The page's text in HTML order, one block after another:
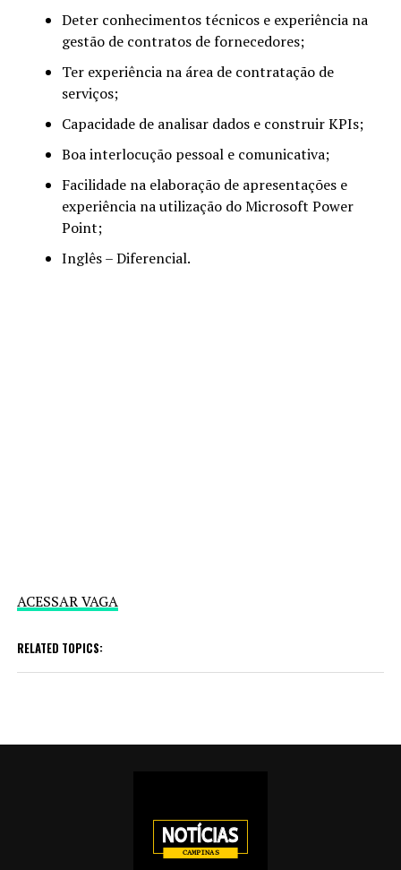
Deter conhecimentos técnicos e experiência na
gestão de contratos de fornecedores;
Ter experiência na área de contratação de
serviços;
Capacidade de analisar dados e construir KPIs;
Boa interlocução pessoal e comunicativa;
Facilidade na elaboração de apresentações e
experiência na utilização do Microsoft Power
Point;
Inglês – Diferencial.
ACESSAR VAGA
RELATED TOPICS: